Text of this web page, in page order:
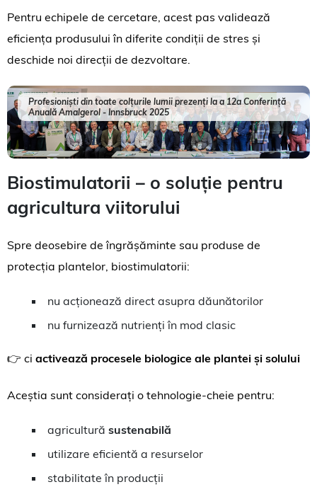
Pentru echipele de cercetare, acest pas validează
eficiența produsului în diferite condiții de stres și
deschide noi direcții de dezvoltare.
Profesioniști din toate colțurile lumii prezenți la a 12a Conferință
Anuală Amalgerol - Innsbruck 2025
Biostimulatorii – o soluție pentru
agricultura viitorului
Spre deosebire de îngrășăminte sau produse de
protecția plantelor, biostimulatorii:
nu acționează direct asupra dăunătorilor
nu furnizează nutrienți în mod clasic
👉 ci activează procesele biologice ale plantei și solului
Aceștia sunt considerați o tehnologie-cheie pentru:
agricultură sustenabilă
utilizare eficientă a resurselor
stabilitate în producții